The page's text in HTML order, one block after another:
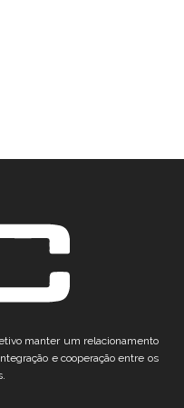
manter um relacionamento
e cooperação entre os